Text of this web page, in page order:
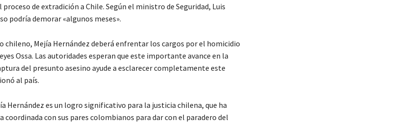
de extradición a Chile. Según el ministro de Seguridad, Luis
podría demorar «algunos meses».
chileno, Mejía Hernández deberá enfrentar los cargos por el homicidio
Ossa. Las autoridades esperan que este importante avance en la
del presunto asesino ayude a esclarecer completamente este
al país.
Hernández es un logro significativo para la justicia chilena, que ha
coordinada con sus pares colombianos para dar con el paradero del